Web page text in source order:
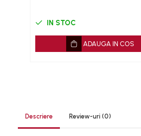
Capsatoare tapiterie
Chei Dinamometrice
Aeroterme si Incalzitoare
Aparate de spalat cu presiune
IN STOC
ADAUGA IN COS
Descriere Review-uri (0)